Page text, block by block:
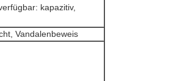
kapazitiv,
Vandalenbeweis